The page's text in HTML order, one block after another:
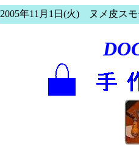
2005年11月1日(火) ヌメ皮ス